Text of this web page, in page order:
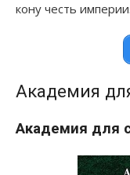
кону честь империи.
Академия
Академия для